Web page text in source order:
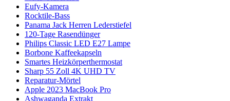
Eufy-Kamera
Rocktile-Bass
Panama Jack Herren Lederstiefel
120-Tage Rasendünger
Philips Classic LED E27 Lampe
Borbone Kaffeekapseln
Smartes Heizkörperthermostat
Sharp 55 Zoll 4K UHD TV
Reparatur-Mörtel
Apple 2023 MacBook Pro
Ashwaganda Extrakt